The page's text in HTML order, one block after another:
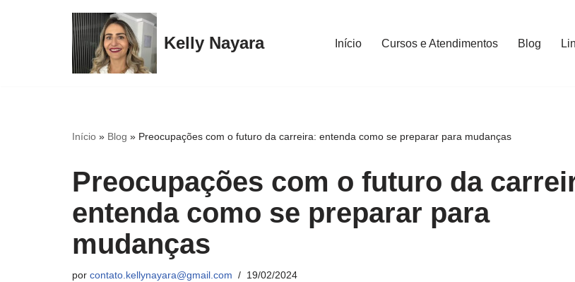
Kelly Nayara Início Cursos e Atendimentos Blog
Início » Blog » Preocupações com o futuro da carreira: entenda como se preparar para mudanças
Preocupações com o futuro da
entenda como se preparar para
mudanças
por contato.kellynayara@gmail.com 19/02/2024